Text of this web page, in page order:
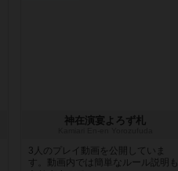
神在演宴よろず札
3人のプレイ動画を公開していま
す。動画内では簡単なルール説明も